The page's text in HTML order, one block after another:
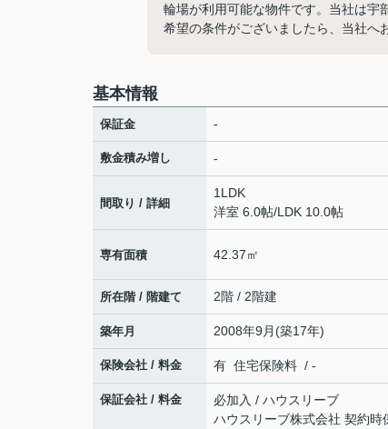
輪場が利用可能な物件です。当社は宇
希望の条件がございましたら、当社へ
基本情報
保証金 -
敷金積み増し -
間取り / 詳細
1LDK
洋室 6.0帖/LDK 10.0帖
専有面積 42.37㎡
所在階 / 階建て 2階 / 2階建
築年月 2008年9月(築17年)
保険会社 / 料金 有 住宅保険料 / -
保証会社 / 料金
必加入 / ハウスリーブ
ハウスリーブ株式会社 契約